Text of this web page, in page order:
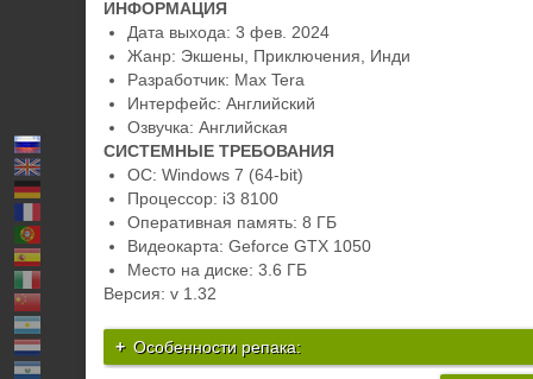
ИНФОРМАЦИЯ
Дата выхода: 3 фев. 2024
Жанр: Экшены, Приключения, Инди
Разработчик: Max Tera
Интерфейс: Английский
Озвучка: Английская
СИСТЕМНЫЕ ТРЕБОВАНИЯ
ОС: Windows 7 (64-bit)
Процессор: i3 8100
Оперативная память: 8 ГБ
Видеокарта: Geforce GTX 1050
Место на диске: 3.6 ГБ
Версия: v 1.32
Особенности репака: